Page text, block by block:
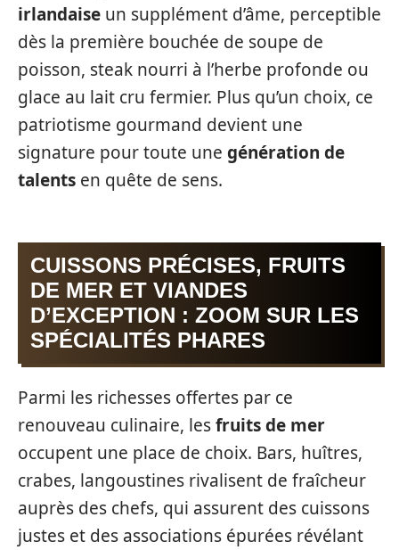
irlandaise un supplément d’âme, perceptible
dès la première bouchée de soupe de
poisson, steak nourri à l’herbe profonde ou
glace au lait cru fermier. Plus qu’un choix, ce
patriotisme gourmand devient une
signature pour toute une génération de
talents en quête de sens.
CUISSONS PRÉCISES, FRUITS
DE MER ET VIANDES
D’EXCEPTION : ZOOM SUR LES
SPÉCIALITÉS PHARES
Parmi les richesses offertes par ce
renouveau culinaire, lesfruits de mer
occupent une place de choix. Bars, huîtres,
crabes, langoustines rivalisent de fraîcheur
auprès des chefs, qui assurent des cuissons
justes et des associations épurées révélant